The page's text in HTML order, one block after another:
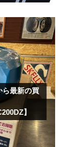
ら最新の買
】